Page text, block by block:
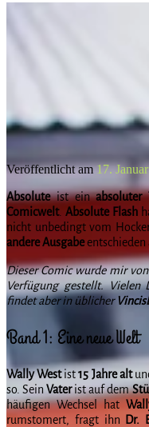
Veröffentlicht am17.
Absoluteist einabsoluter
Comicwelt. Absolute Flash
nicht unbedingt vom
andereAusgabeentschieden
Dieser Comic wurde mir von
Verfügung gestellt. Vielen
findet aber in üblicher
Band 1: Eine neue Welt
WallyWestist15 Jahre alt
so. SeinVaterist auf dem
häufigen Wechsel hat
rumstomert, fragt ihn
Dr.